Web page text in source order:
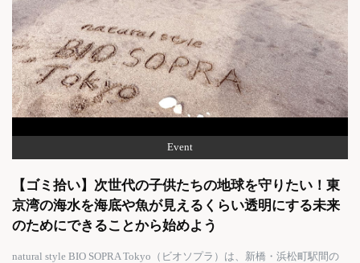
Event
【ゴミ拾い】次世代の子供たちの地球を守りたい！東
京湾の海水を海底や魚が見えるくらい透明にする未来
のためにできることから始めよう
natural style BIO SOPRA Tokyo（ビオソプラ）は、新橋・浜松町駅間の